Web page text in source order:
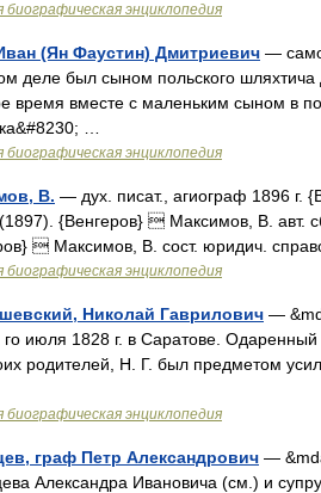
биографическая энциклопедия
(Ян Фаустин) Дмитриевич —
деле был сыном польского
время вместе с маленьким сыном в
…
биографическая энциклопедия
В. — дух. писат., агиограф 1896 г.
(1897). {Венгеров}  Максимов, В. авт.
 Максимов, В. сост. юридич.
биографическая энциклопедия
Николай Гаврилович —
го июля 1828 г. в Саратове.
родителей, Н. Г. был предметом
биографическая энциклопедия
граф Петр Александрович —
Александра Ивановича (см.) и